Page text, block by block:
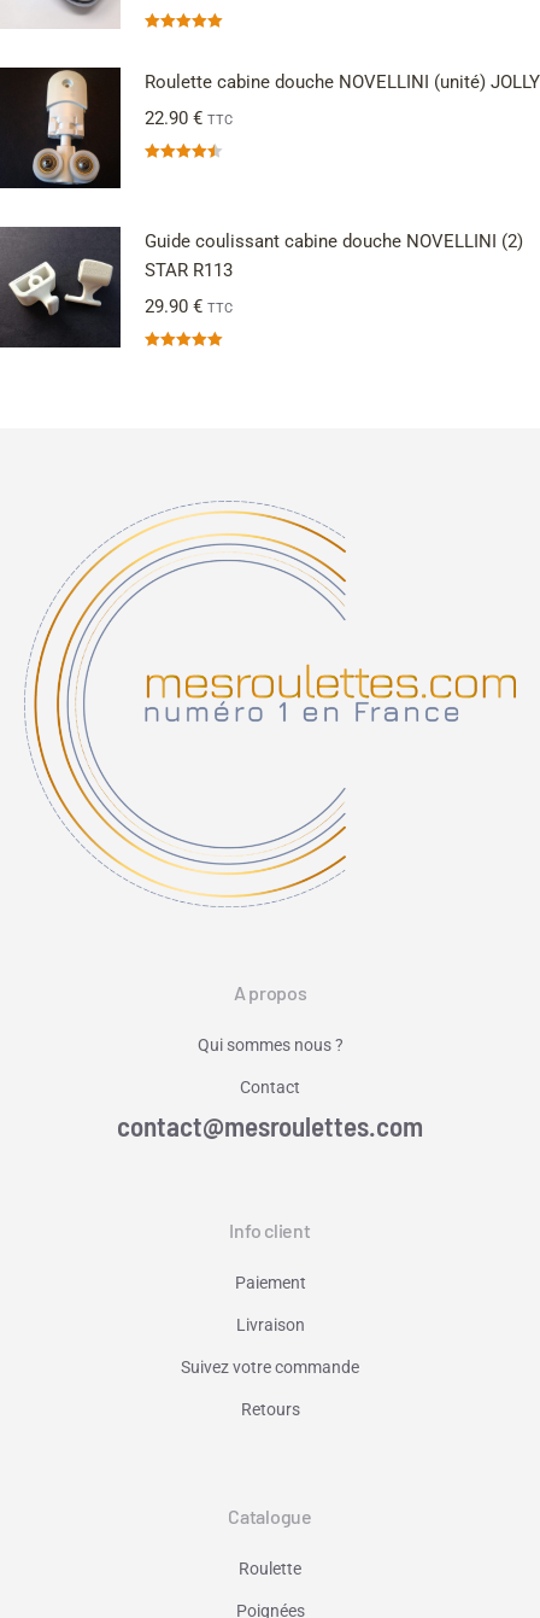
Roulette cabine douche NOVELLINI (unité) JOLLY
22.90 € TTC
Guide coulissant cabine douche NOVELLINI (2)
STAR R113
29.90 € TTC
A propos
Qui sommes nous ?
Contact
contact@mesroulettes.com
Info client
Paiement
Livraison
Suivez votre commande
Retours
Catalogue
Roulette
Poignées